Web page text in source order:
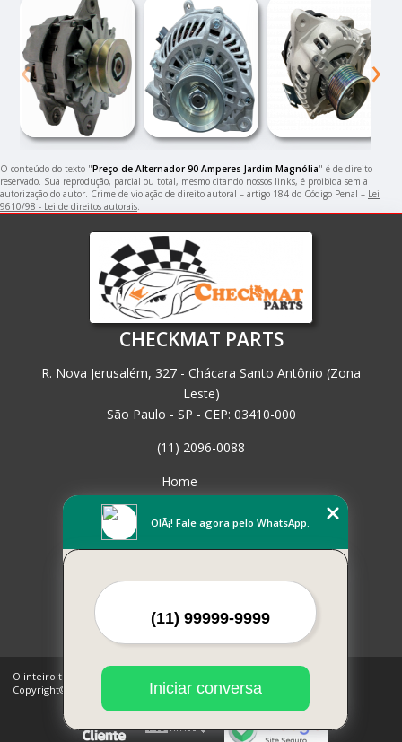
‹ ›
O conteúdo do texto "Preço de Alternador 90 Amperes Jardim Magnólia" é de direito
reservado. Sua reprodução, parcial ou total, mesmo citando nossos links, é proibida sem a
autorização do autor. Crime de violação de direito autoral – artigo 184 do Código Penal – Lei
9610/98 - Lei de direitos autorais
CHECKMAT PARTS
R. Nova Jerusalém, 327 - Chácara Santo Antônio (Zona
Leste)
São Paulo - SP - CEP: 03410-000
(11) 2096-0088
Home
Missão
Mapa do site
O inteiro teor deste site está sujeito à proteção de direitos autorais.
Copyright© CHECKMAT PARTS (Lei 9610 de 19/02/1998)
OlÃ¡! Fale agora pelo WhatsApp.
Iniciar conversa